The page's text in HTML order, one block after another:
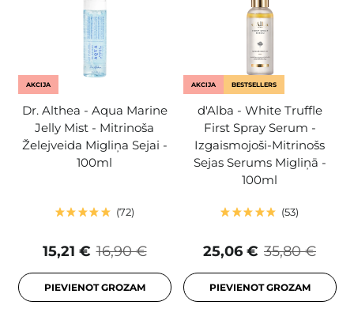
AKCIJA
Dr. Althea - Aqua Marine
Jelly Mist - Mitrinoša
Želejveida Migliņa Sejai -
100ml
72
16,90 €
15,21 €
PIEVIENOT GROZAM
AKCIJA BESTSELLERS
d'Alba - White Truffle
First Spray Serum -
Izgaismojoši-Mitrinošs
Sejas Serums Migliņā -
100ml
53
35,80 €
25,06 €
PIEVIENOT GROZAM